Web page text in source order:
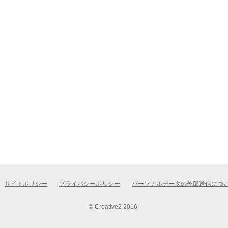
サイトポリシー プライバシーポリシー パーソナルデータの外部送信につ
© Creative2 2016-